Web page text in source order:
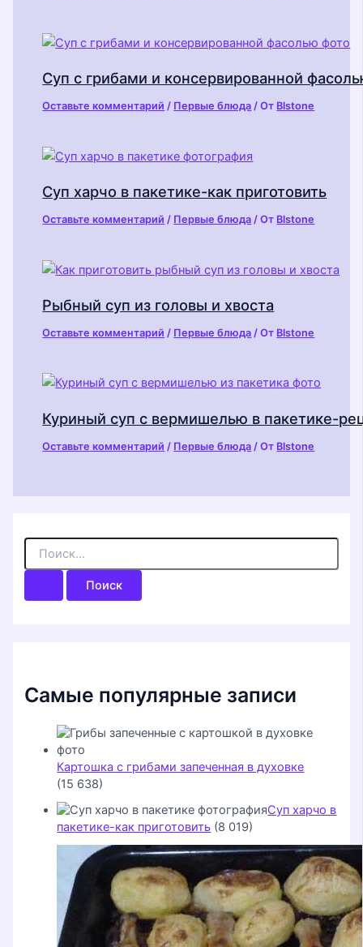
Суп с грибами и консервированной
Оставьте комментарий / Первые блюда / От Blstone
Суп харчо в пакетике-как приготовить
Оставьте комментарий / Первые блюда / От Blstone
Рыбный суп из головы и хвоста
Оставьте комментарий / Первые блюда / От Blstone
Куриный суп с вермишелью в пакетике-
Оставьте комментарий / Первые блюда / От Blstone
П
и
Самые популярные записи
Картошка с грибами запеченная в духовке
(15 638)
Суп харчо в
пакетике-как приготовить (8 019)